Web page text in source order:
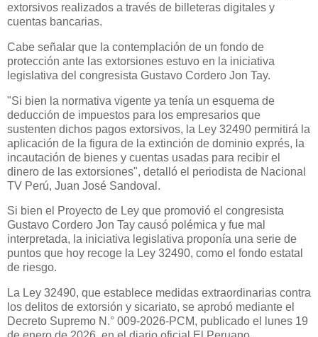
extorsivos realizados a través de billeteras digitales y
cuentas bancarias.
Cabe señalar que la contemplación de un fondo de
protección ante las extorsiones estuvo en la iniciativa
legislativa del congresista Gustavo Cordero Jon Tay.
"Si bien la normativa vigente ya tenía un esquema de
deducción de impuestos para los empresarios que
sustenten dichos pagos extorsivos, la Ley 32490 permitirá la
aplicación de la figura de la extinción de dominio exprés, la
incautación de bienes y cuentas usadas para recibir el
dinero de las extorsiones", detalló el periodista de Nacional
TV Perú, Juan José Sandoval.
Si bien el Proyecto de Ley que promovió el congresista
Gustavo Cordero Jon Tay causó polémica y fue mal
interpretada, la iniciativa legislativa proponía una serie de
puntos que hoy recoge la Ley 32490, como el fondo estatal
de riesgo.
La Ley 32490, que establece medidas extraordinarias contra
los delitos de extorsión y sicariato, se aprobó mediante el
Decreto Supremo N.° 009-2026-PCM, publicado el lunes 19